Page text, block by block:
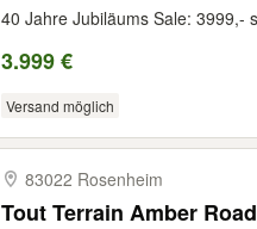
40 Jahre Jubiläums Sale: 3999,-
3.999 €
Versand möglich
83022 Rosenheim
Tout Terrain Amber